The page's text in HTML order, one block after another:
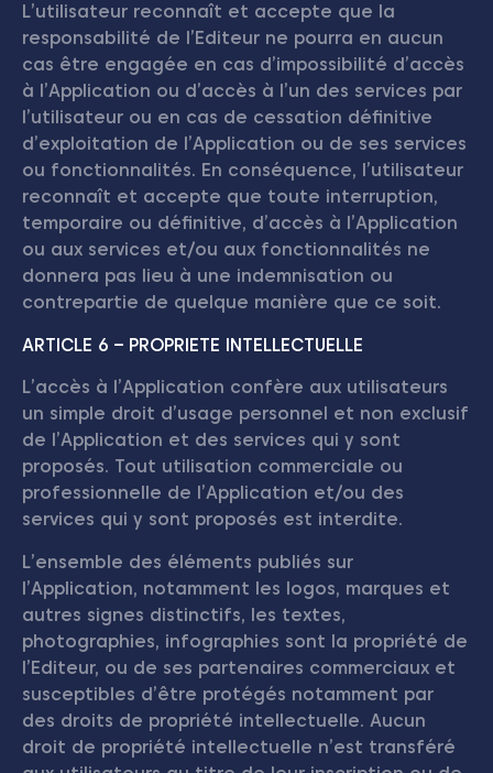
L’utilisateur reconnaît et accepte que la
responsabilité de l’Editeur ne pourra en aucun
cas être engagée en cas d’impossibilité d’accès
à l’Application ou d’accès à l’un des services par
l’utilisateur ou en cas de cessation définitive
d’exploitation de l’Application ou de ses services
ou fonctionnalités. En conséquence, l’utilisateur
reconnaît et accepte que toute interruption,
temporaire ou définitive, d’accès à l’Application
ou aux services et/ou aux fonctionnalités ne
donnera pas lieu à une indemnisation ou
contrepartie de quelque manière que ce soit.
ARTICLE 6 – PROPRIETE INTELLECTUELLE
L’accès à l’Application confère aux utilisateurs
un simple droit d’usage personnel et non exclusif
de l’Application et des services qui y sont
proposés. Tout utilisation commerciale ou
professionnelle de l’Application et/ou des
services qui y sont proposés est interdite.
L’ensemble des éléments publiés sur
l’Application, notamment les logos, marques et
autres signes distinctifs, les textes,
photographies, infographies sont la propriété de
l’Editeur, ou de ses partenaires commerciaux et
susceptibles d’être protégés notamment par
des droits de propriété intellectuelle. Aucun
droit de propriété intellectuelle n’est transféré